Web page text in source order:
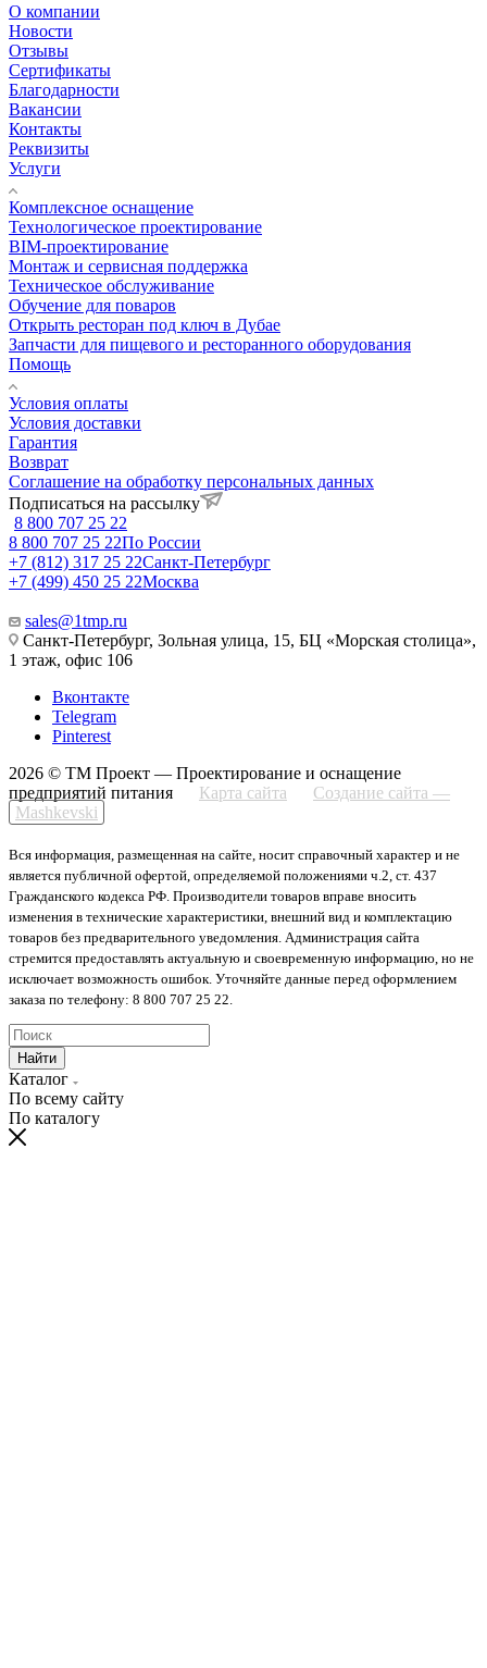
О компании
Новости
Отзывы
Сертификаты
Благодарности
Вакансии
Контакты
Реквизиты
Услуги
Комплексное оснащение
Технологическое проектирование
BIM-проектирование
Монтаж и сервисная поддержка
Техническое обслуживание
Обучение для поваров
Открыть ресторан под ключ в Дубае
Запчасти для пищевого и ресторанного оборудования
Помощь
Условия оплаты
Условия доставки
Гарантия
Возврат
Соглашение на обработку персональных данных
Подписаться на рассылку
8 800 707 25 22
8 800 707 25 22По России
+7 (812) 317 25 22Санкт-Петербург
+7 (499) 450 25 22Москва
sales@1tmp.ru
Санкт-Петербург, Зольная улица, 15, БЦ «Морская столица»,
1 этаж, офис 106
Вконтакте
Telegram
Pinterest
2026 © ТМ Проект — Проектирование и оснащение
предприятий питания
Карта сайта
Создание сайта —
Mashkevski
Вся информация, размещенная на сайте, носит справочный характер и не
является публичной офертой, определяемой положениями ч.2, ст. 437
Гражданского кодекса РФ. Производители товаров вправе вносить
изменения в технические характеристики, внешний вид и комплектацию
товаров без предварительного уведомления. Администрация сайта
стремится предоставлять актуальную и своевременную информацию, но не
исключает возможность ошибок. Уточняйте данные перед оформлением
заказа по телефону: 8 800 707 25 22.
Найти
Каталог
По всему сайту
По каталогу